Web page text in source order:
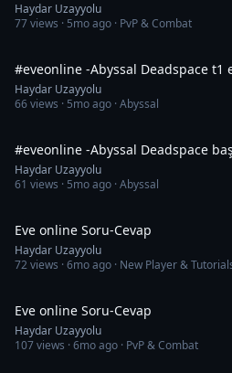
Haydar Uzayyolu
77views · 5mo ago · PvP & Combat
#eveonline -Abyssal Deadspace t1
Haydar Uzayyolu
66views · 5mo ago · Abyssal
#eveonline -Abyssal Deadspace
Haydar Uzayyolu
61 views · 5mo ago · Abyssal
Eve online Soru-Cevap
Haydar Uzayyolu
72views ·6mo ago · New Player &
Eve online Soru-Cevap
Haydar Uzayyolu
107views ·6mo ago · PvP & Combat